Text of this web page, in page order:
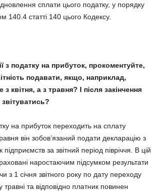
сплати цього податку, у порядку
140.4 статті 140 цього Кодексу.
з податку на прибуток, прокоментуйте,
подавати, якщо, наприклад,
квітня, а з травня? І після закінчення
на прибуток переходить на сплату
він зобов’язаний подати декларацію з
за звітний період півріччя. В цій
наростаючим підсумком результати
з 1 січня звітного року по дату переходу
та відповідно платник повинен